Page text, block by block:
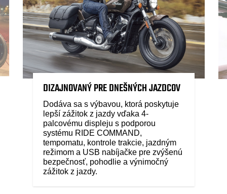
DIZAJNOVANÝ PRE DNEŠNÝCH JAZDCOV
Dodáva sa s výbavou, ktorá poskytuje
lepší zážitok z jazdy vďaka 4-
palcovému displeju s podporou
systému RIDE COMMAND,
tempomatu, kontrole trakcie, jazdným
režimom a USB nabíjačke pre zvýšenú
bezpečnosť, pohodlie a výnimočný
zážitok z jazdy.